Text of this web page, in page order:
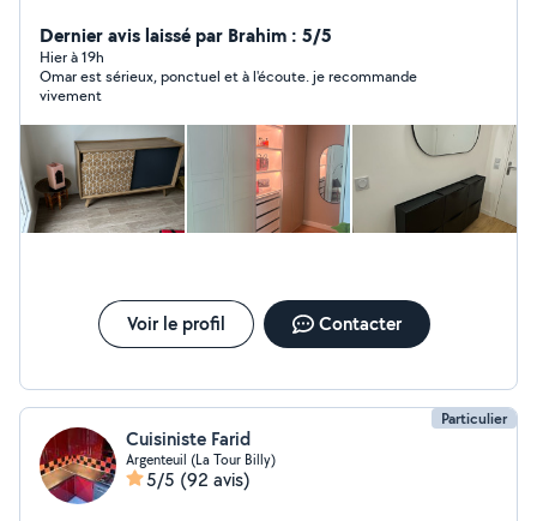
que: Electricité, peinture, nettoyage,
montage/démontage, fixation, réparation, jardinage,
débitage de bois et bien d'autres... Etude de projet &
mise en oeuvre de rénovation et aménagement
Intérieur/extérieur N'hésitez pas à me contacter pour
discuter du service souhaité
Dernier avis laissé par Brahim : 5/5
Hier à 19h
Omar est sérieux, ponctuel et à l'écoute. je recommande
vivement
Voir le profil Contacter
Particulier
Cuisiniste Farid
Argenteuil (La Tour Billy)
5/5 (92 avis)